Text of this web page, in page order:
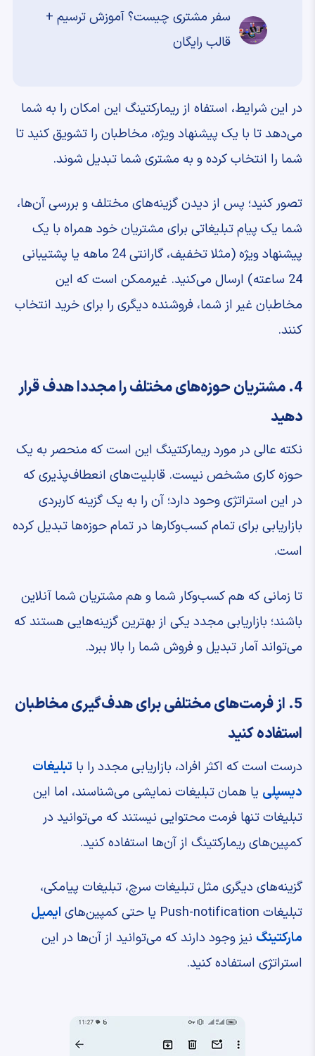
سفر مشتری چیست؟ آموزش ترسیم +
قالب رایگان
در این شرایط، استفاه از ریمارکتینگ این امکان را به شما
می‌دهد تا با یک پیشنهاد ویژه، مخاطبان را تشویق کنید تا
شما را انتخاب کرده و به مشتری شما تبدیل شوند.
تصور کنید؛ پس از دیدن گزینه‌های مختلف و بررسی آن‌ها،
شما یک پیام تبلیغاتی برای مشتریان خود همراه با یک
پیشنهاد ویژه (مثلا تخفیف، گارانتی 24 ماهه یا پشتیبانی
24 ساعته) ارسال می‌کنید. غیرممکن است که این
مخاطبان غیر از شما، فروشنده دیگری را برای خرید انتخاب
کنند.
4. مشتریان حوزه‌های مختلف را مجددا هدف قرار
دهید
نکته عالی در مورد ریمارکتینگ این است که منحصر به یک
حوزه کاری مشخص نیست. قابلیت‌های انعطاف‌پذیری که
در این استراتژی وحود دارد؛ آن را به یک گزینه کاربردی
بازاریابی برای تمام کسب‌وکارها در تمام حوزه‌ها تبدیل کرده
است.
تا زمانی که هم کسب‌وکار شما و هم مشتریان شما آنلاین
باشند؛ بازاریابی مجدد یکی از بهترین گزینه‌هایی هستند که
می‌تواند آمار تبدیل و فروش شما را بالا ببرد.
5. از فرمت‌های مختلفی برای هدف‌گیری مخاطبان
استفاده کنید
درست است که اکثر افراد، بازاریابی مجدد را با تبلیغات
دیسپلییا همان تبلیغات نمایشی می‌شناسند، اما این
تبلیغات تنها فرمت محتوایی نیستند که می‌توانید در
کمپین‌های ریمارکتینگ از آن‌ها استفاده کنید.
گزینه‌های دیگری مثل تبلیغات سرچ، تبلیغات پیامکی،
تبلیغات Push-notification یا حتی کمپین‌های
ایمیل
مارکتینگنیز وجود دارند که می‌توانید از آن‌ها در این
استراتژی استفاده کنید.